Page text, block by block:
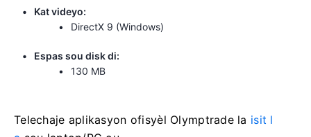
Kat videyo:
DirectX 9 (Windows)
Espas sou disk di:
130 MB
Telechaje aplikasyon ofisyèl Olymptrade la isit l